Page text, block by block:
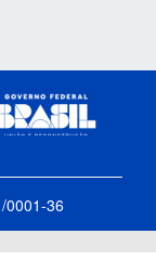
0001-36